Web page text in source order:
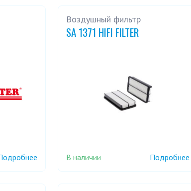
Воздушный фильтр
SA 1371 HIFI FILTER
В наличии Подробнее